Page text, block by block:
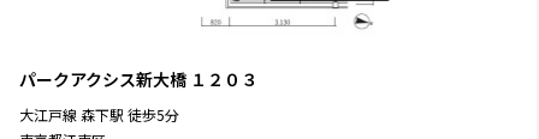
パークアクシス新大橋 １２０３
大江戸線 森下駅 徒歩5分